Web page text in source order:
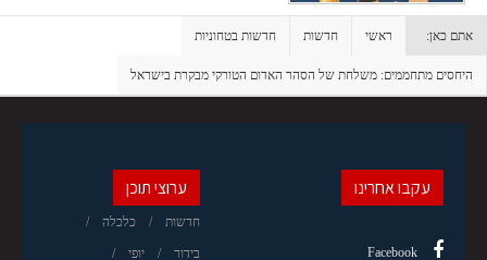
אתם כאן: ראשי חדשות חדשות בטחוניות
היחסים מתחממים: משלחת של הסהר האדום הטורקי מבקרת בישראל
ערוצי תוכן
חדשות כלכלה
בידור יופי
עקבו אחרינו
Facebook